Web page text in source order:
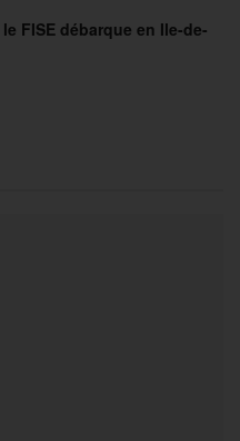
FISE débarque en Ile-de-